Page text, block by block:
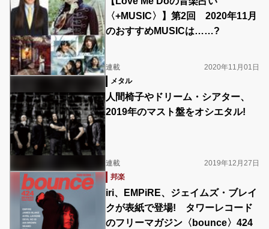
〈+MUSIC〉】第2回 2020年11月
のおすすめMUSICは……?
連載
2020年11月01日
メタル
人間椅子やドリーム・シアター、
2019年のマスト盤をオシエタル!
連載
2019年12月27日
邦楽
iri、EMPiRE、ジェイムズ・ブレイ
クが表紙で登場! タワーレコード
のフリーマガジン〈bounce〉424